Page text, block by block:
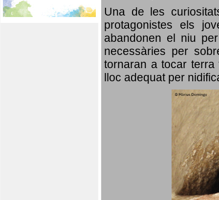
Una de les
protagonistes els
abandonen el niu
necessàries per
tornaran a tocar
lloc adequat per